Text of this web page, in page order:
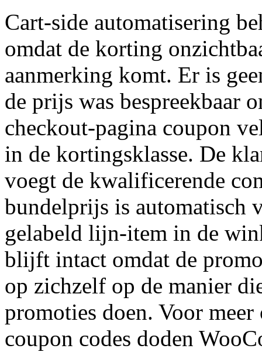
Cart-side automatisering
omdat de korting
aanmerking komt. Er is
de prijs was bespreekbaar
checkout-pagina coupon
in de kortingsklasse. De
voegt de kwalificerende
bundelprijs is automatisch
gelabeld lijn-item in de
blijft intact omdat de
op zichzelf op de manier
promoties doen. Voor
coupon codes doden